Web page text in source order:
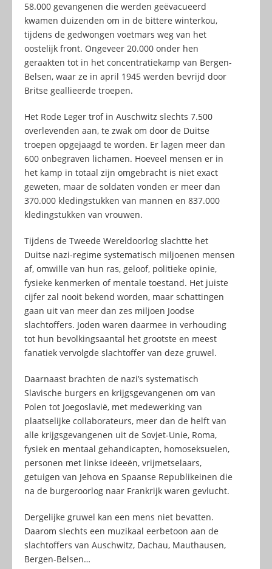
58.000 gevangenen die werden geëvacueerd
kwamen duizenden om in de bittere winterkou,
tijdens de gedwongen voetmars weg van het
oostelijk front. Ongeveer 20.000 onder hen
geraakten tot in het concentratiekamp van Bergen-
Belsen, waar ze in april 1945 werden bevrijd door
Britse geallieerde troepen.
Het Rode Leger trof in Auschwitz slechts 7.500
overlevenden aan, te zwak om door de Duitse
troepen opgejaagd te worden. Er lagen meer dan
600 onbegraven lichamen. Hoeveel mensen er in
het kamp in totaal zijn omgebracht is niet exact
geweten, maar de soldaten vonden er meer dan
370.000 kledingstukken van mannen en 837.000
kledingstukken van vrouwen.
Tijdens de Tweede Wereldoorlog slachtte het
Duitse nazi-regime systematisch miljoenen mensen
af, omwille van hun ras, geloof, politieke opinie,
fysieke kenmerken of mentale toestand. Het juiste
cijfer zal nooit bekend worden, maar schattingen
gaan uit van meer dan zes miljoen Joodse
slachtoffers. Joden waren daarmee in verhouding
tot hun bevolkingsaantal het grootste en meest
fanatiek vervolgde slachtoffer van deze gruwel.
Daarnaast brachten de nazi’s systematisch
Slavische burgers en krijgsgevangenen om van
Polen tot Joegoslavië, met medewerking van
plaatselijke collaborateurs, meer dan de helft van
alle krijgsgevangenen uit de Sovjet-Unie, Roma,
fysiek en mentaal gehandicapten, homoseksuelen,
personen met linkse ideeën, vrijmetselaars,
getuigen van Jehova en Spaanse Republikeinen die
na de burgeroorlog naar Frankrijk waren gevlucht.
Dergelijke gruwel kan een mens niet bevatten.
Daarom slechts een muzikaal eerbetoon aan de
slachtoffers van Auschwitz, Dachau, Mauthausen,
Bergen-Belsen…